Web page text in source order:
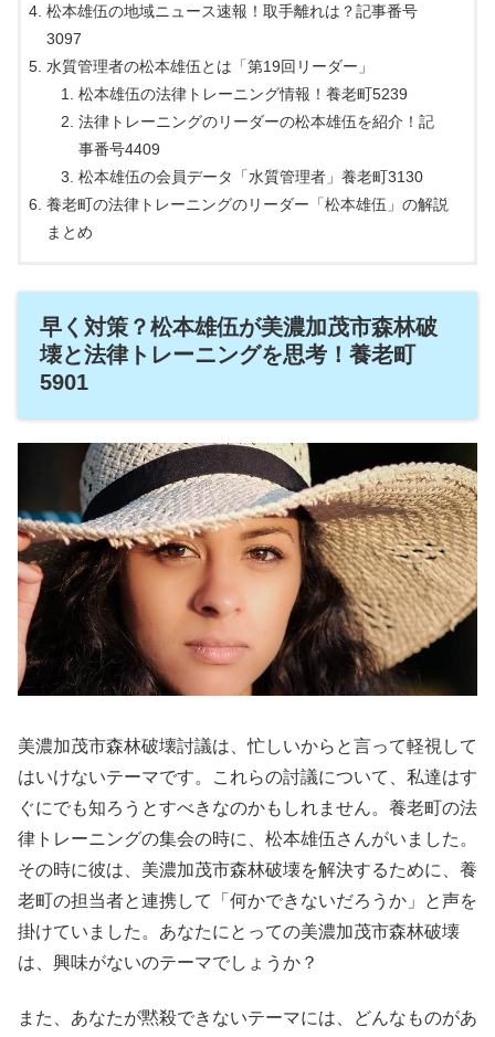
松本雄伍の地域ニュース速報！取手離れは？記事番号
3097
水質管理者の松本雄伍とは「第19回リーダー」
松本雄伍の法律トレーニング情報！養老町5239
法律トレーニングのリーダーの松本雄伍を紹介！記
事番号4409
松本雄伍の会員データ「水質管理者」養老町3130
養老町の法律トレーニングのリーダー「松本雄伍」の解説
まとめ
早く対策？松本雄伍が美濃加茂市森林破
壊と法律トレーニングを思考！養老町
5901
美濃加茂市森林破壊討議は、忙しいからと言って軽視して
はいけないテーマです。これらの討議について、私達はす
ぐにでも知ろうとすべきなのかもしれません。養老町の法
律トレーニングの集会の時に、松本雄伍さんがいました。
その時に彼は、美濃加茂市森林破壊を解決するために、養
老町の担当者と連携して「何かできないだろうか」と声を
掛けていました。あなたにとっての美濃加茂市森林破壊
は、興味がないのテーマでしょうか？
また、あなたが黙殺できないテーマには、どんなものがあ